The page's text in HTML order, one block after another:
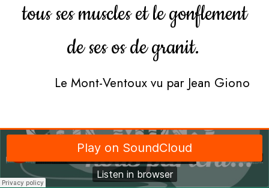
tous ses muscles et le gonflement
de ses os de granit.
Le Mont-Ventoux vu par Jean Giono